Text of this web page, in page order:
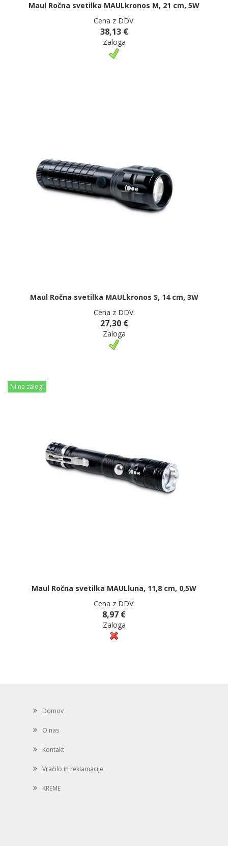
Maul Ročna svetilka MAULkronos M, 21 cm, 5W
Cena z DDV:
38,13 €
Zaloga
Maul Ročna svetilka MAULkronos S, 14 cm, 3W
Cena z DDV:
27,30 €
Zaloga
Ni na zalogi
Maul Ročna svetilka MAULluna, 11,8 cm, 0,5W
Cena z DDV:
8,97 €
Zaloga
Domov
O nas
Kontakt
Vračilo in reklamacije
KREME